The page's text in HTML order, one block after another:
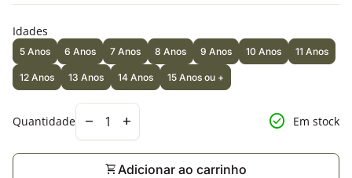
Idades
5 Anos 6 Anos 7 Anos 8 Anos 9 Anos 10 Anos 11 Anos
12 Anos 13 Anos 14 Anos 15 Anos ou +
Quantidade
Diminuir a quantidade para
remove
Aumentar a quantidade para
add check_circle Em stock
shopping_cartAdicionar ao carrinho